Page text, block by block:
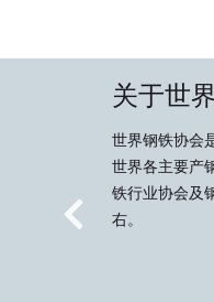
关于世
世界钢铁协会
世界各主要产
铁行业协会及
右。
Previous